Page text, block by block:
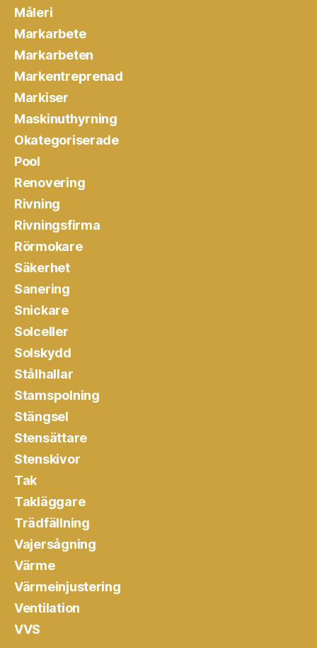
Måleri
Markarbete
Markarbeten
Markentreprenad
Markiser
Maskinuthyrning
Okategoriserade
Pool
Renovering
Rivning
Rivningsfirma
Rörmokare
Säkerhet
Sanering
Snickare
Solceller
Solskydd
Stålhallar
Stamspolning
Stängsel
Stensättare
Stenskivor
Tak
Takläggare
Trädfällning
Vajersågning
Värme
Värmeinjustering
Ventilation
VVS